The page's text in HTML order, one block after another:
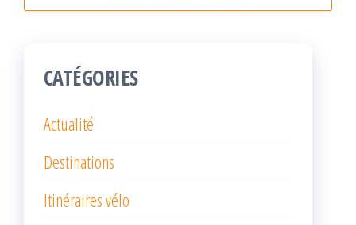
CATÉGORIES
Actualité
Destinations
Itinéraires vélo